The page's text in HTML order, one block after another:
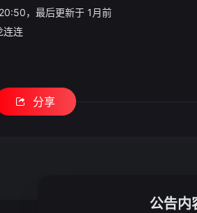
，最后更新于 1月前
连连
分享
公告内